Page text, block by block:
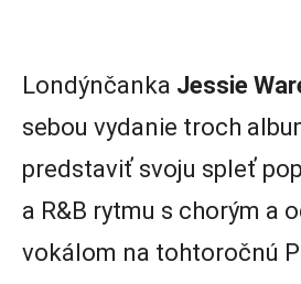
Londýnčanka Jessie
sebou vydanie troch
predstaviť svoju spleť
a R&B rytmu s chorým a
vokálom na tohtoročnú